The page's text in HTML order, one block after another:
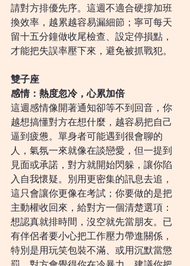
請對方排優先序。這週不適合硬撐加班
換效率，越累越容易漏細節；寧可每天
留十五分鐘做收尾檢查、設定停損點，
才能把失誤率壓下來，避免被抓戰犯。
雙子座
感情：熱度忽冷，心累加倍
這週感情像開著通知卻等不到回音，你
越想搞懂對方在想什麼，越容易把自己
逼到疲憊。單身者可能遇到很會聊的
人，氣氛一來就像在談戀愛，但一提到
見面或承諾，對方就開始閃躲，讓你陷
入自我懷疑。別用更密集的訊息去追，
這只會讓你更像在考試；你要做的是把
主動權收回來，給對方一個清楚選項：
想認真就排時間，沒空就先當朋友。已
有伴侶者要小心把工作壓力帶進關係，
特別是用玩笑包裝不滿、或用沉默當懲